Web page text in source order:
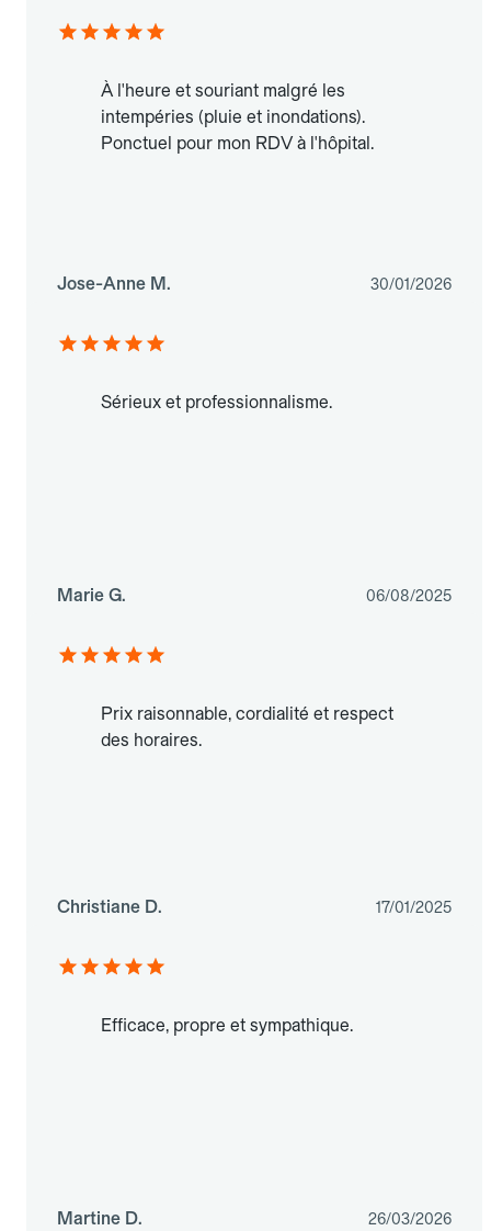
À l'heure et souriant malgré les
intempéries (pluie et inondations).
Ponctuel pour mon RDV à l'hôpital.
Jose-Anne M. 30/01/2026
Sérieux et professionnalisme.
Marie G. 06/08/2025
Prix raisonnable, cordialité et respect
des horaires.
Christiane D. 17/01/2025
Efficace, propre et sympathique.
Martine D. 26/03/2026